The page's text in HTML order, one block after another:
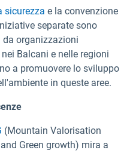
sicurezza e la convenzione
separate sono
organizzazioni
Balcani e nelle regioni
a promuovere lo sviluppo
in queste aree.
(Mountain Valorisation
Green growth) mira a